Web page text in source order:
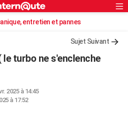
Rechercher
S'inscrireentretien et pannes
Sujet Suivant
le turbo ne s'enclenche
2025 à 14:45
à 17:52